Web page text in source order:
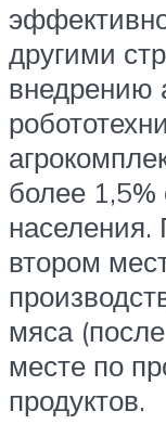
другими
внедрению
более 1,5%
населения.
втором
мяса
месте по
продуктов.